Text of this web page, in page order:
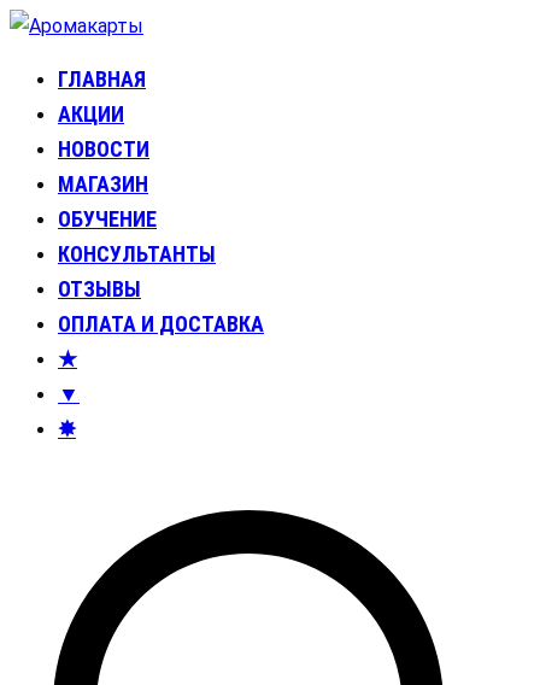
Перейти
содержимому
Аромакарты
Психологические эфирные карты • Аромапсихология
ГЛАВНАЯ
АКЦИИ
НОВОСТИ
МАГАЗИН
ОБУЧЕНИЕ
КОНСУЛЬТАНТЫ
ОТЗЫВЫ
ОПЛАТА И ДОСТАВКА
★
▼
✸